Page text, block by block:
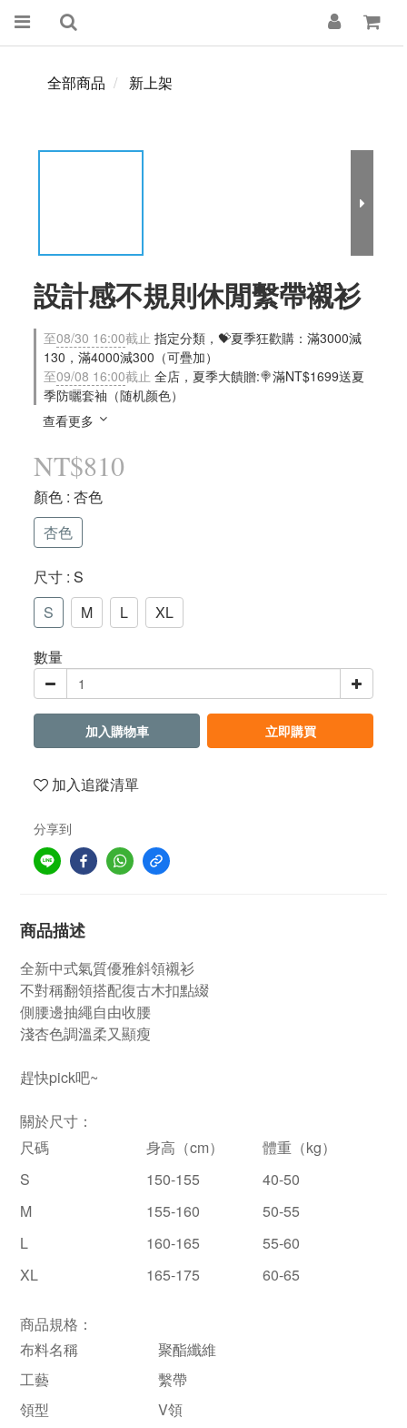
全部商品 新上架
設計感不規則休閒繫帶襯衫
至08/30 16:00截止 指定分類，💝夏季狂歡購：滿3000減
130，滿4000減300（可疊加）
至09/08 16:00截止 全店，夏季大饋贈:🍭滿NT$1699送夏
季防曬套袖（随机颜色）
查看更多
NT$810
顏色 : 杏色
杏色
尺寸 : S
S
M L XL
數量
加入購物車 立即購買
加入追蹤清單
分享到
商品描述
全新中式氣質優雅斜領襯衫
不對稱翻領搭配復古木扣點綴
側腰邊抽繩自由收腰
淺杏色調溫柔又顯瘦
趕快pick吧~
關於尺寸：
尺碼
身高（cm） 體重（kg）
S
150-155
40-50
M
155-160
50-55
L
160-165
55-60
XL
165-175 60-65
商品規格：
布料名稱
聚酯纖維
工藝
繫帶
領型
V領